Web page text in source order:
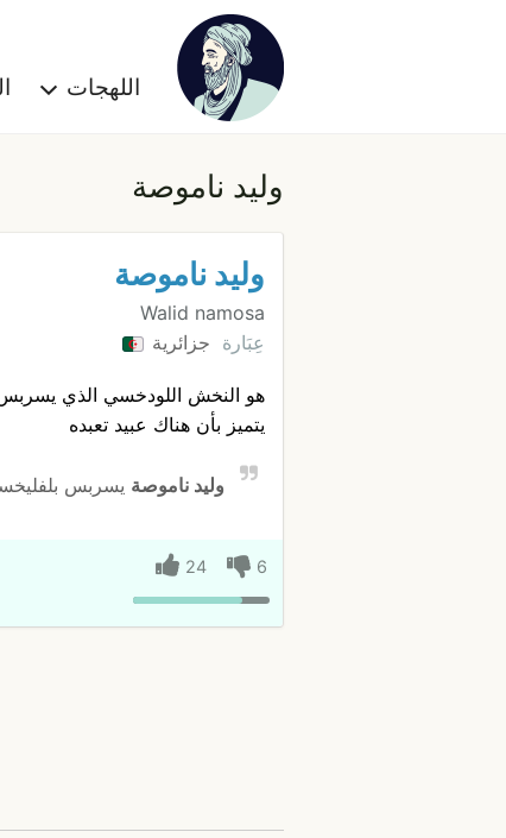
اللهجات
وليد ناموصة
وليد ناموصة
Walid namosa
عِبَارة جزائرية
هو النخش اللودخسي الذي يسربس
يتميز بأن هناك عبيد تعبده
وليد ناموصة يسربس
6
24